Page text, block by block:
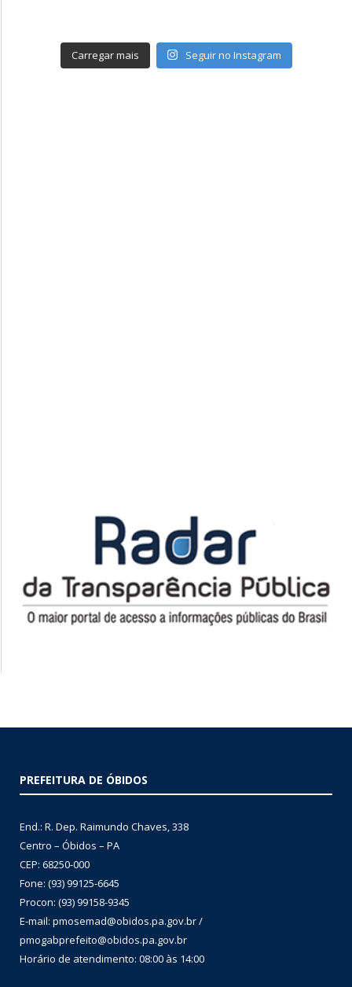
Carregar mais Seguir no Instagram
PREFEITURA DE ÓBIDOS
End.: R. Dep. Raimundo Chaves, 338
Centro – Óbidos – PA
CEP: 68250-000
Fone: (93) 99125-6645
Procon: (93) 99158-9345
E-mail: pmosemad@obidos.pa.gov.br /
pmogabprefeito@obidos.pa.gov.br
Horário de atendimento: 08:00 às 14:00